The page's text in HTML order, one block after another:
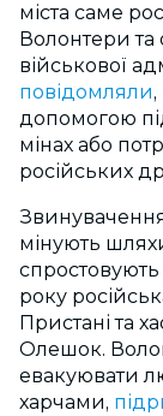
міста саме
Волонтери та
військової
повідомляли
допомогою
мінах або
російських
мінують
року
Пристані та
Олешок.
евакуювати
харчами,